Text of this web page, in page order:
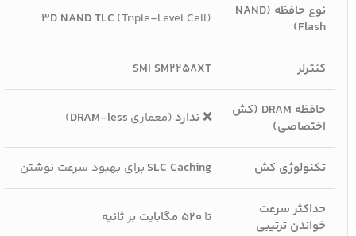
نوع حافظه (NAND
Flash)
3D NAND TLC (Triple-Level Cell)
کنترلر SMI SM2258XT
حافظه DRAM (کش
اختصاصی)
❌ ندارد(معماری DRAM-less
)
تکنولوژی کش SLC Cachingبرای بهبود سرعت نوشتن
حداکثر سرعت
خواندن ترتیبی
تا ۵۲۰ مگابایت بر ثانیه